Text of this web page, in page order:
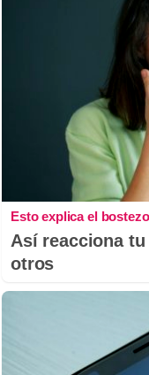
Esto explica el bostezo
Así reacciona
otros